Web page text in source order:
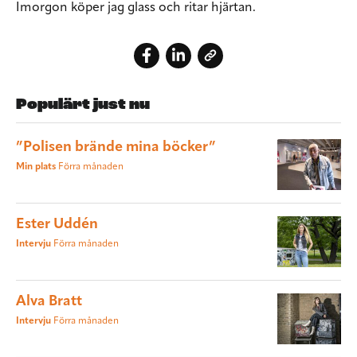
Imorgon köper jag glass och ritar hjärtan.
Populärt just nu
”Polisen brände mina böcker”
Min plats Förra månaden
Ester Uddén
Intervju Förra månaden
Alva Bratt
Intervju Förra månaden